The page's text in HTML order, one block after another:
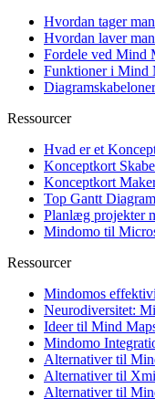
Hvordan tager
Hvordan laver
Fordele ved Mind
Funktioner i Mind
Diagramskabeloner
Ressourcer
Hvad er et
Konceptkort
Konceptkort
Top Gantt
Planlæg projekter
Mindomo til
Ressourcer
Mindomos
Neurodiversitet:
Ideer til Mind
Mindomo
Alternativer til
Alternativer til
Alternativer til